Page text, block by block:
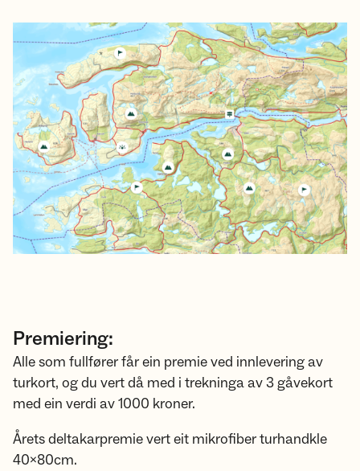
Premiering:
Alle som fullfører får ein premie ved innlevering av
turkort, og du vert då med i trekninga av 3 gåvekort
med ein verdi av 1000 kroner.
Årets deltakarpremie vert eit mikrofiber turhandkle
40x80cm.